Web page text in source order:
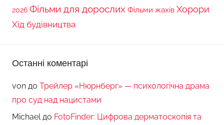
2026 Фільми для дорослих Фільми жахів Хорори
Хід будівництва
Останні коментарі
von до Трейлер «Нюрнберг» — психологічна драма
про суд над нацистами
Michaelдо FotoFinder: Цифрова дерматоскопія та